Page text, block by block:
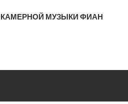
КАМЕРНОЙ МУЗЫКИ ФИАН